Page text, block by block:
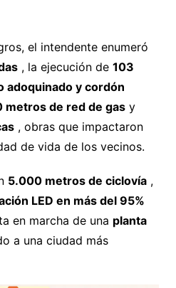
el intendente enumeró
, la ejecución de 103
adoquinado y cordón
metros de red de gasy
, obras que impactaron
de vida de los vecinos.
5.000 metros de ciclovía,
LED en más del 95%
en marcha de una planta
a una ciudad más